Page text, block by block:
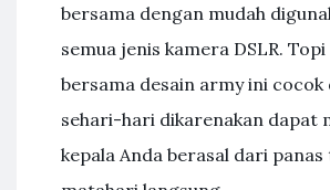
bersama dengan mudah
semua jenis kamera DSLR. Topi
bersama desain army ini cocok
sehari-hari dikarenakan dapat
kepala Anda berasal dari